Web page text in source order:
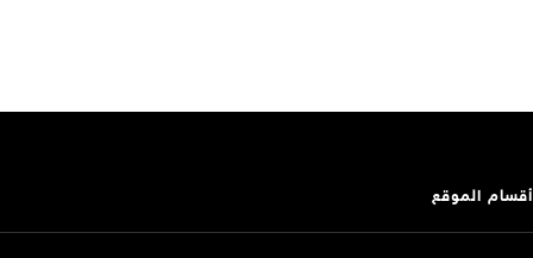
أقسام الموقع